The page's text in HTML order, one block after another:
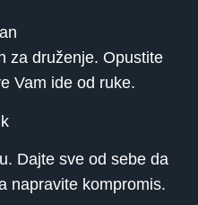
za druženje. Opustite
Vam ide od ruke.
Dajte sve od sebe da
napravite kompromis.